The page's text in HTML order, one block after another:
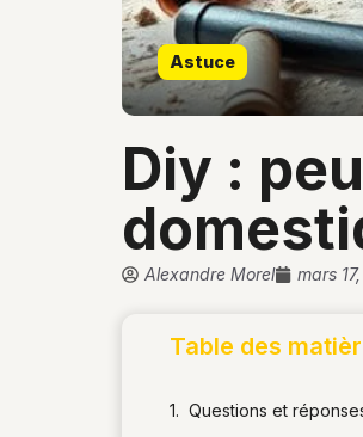
Astuce
diy : peut-on transformer un aspirateur
Alexandre Morel mars
Table des
Questions et